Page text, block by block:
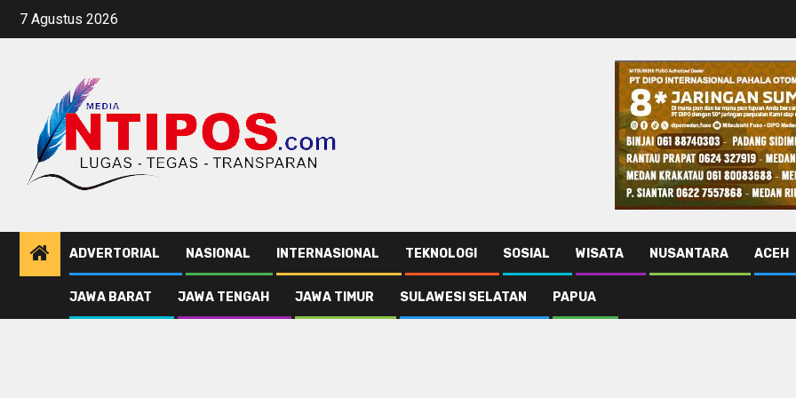
Skip
7 Agustus 2026
ADVERTORIAL NASIONAL INTERNASIONAL TEKNOLOGI SOSIAL WISATA NUSANTARA ACEH
JAWA BARAT JAWA TENGAH JAWA TIMUR SULAWESI SELATAN PAPUA